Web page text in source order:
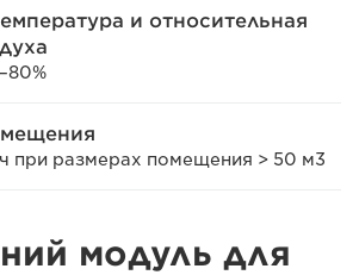
и относительная
при размерах помещения > 50 м3
модуль для